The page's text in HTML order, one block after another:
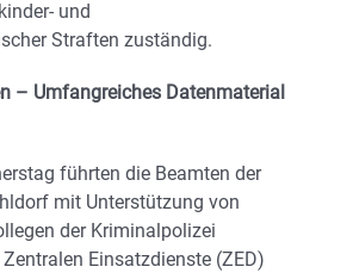
und
Straften zuständig.
– Umfangreiches Datenmaterial
führten die Beamten der
mit Unterstützung von
der Kriminalpolizei
Einsatzdienste (ZED)